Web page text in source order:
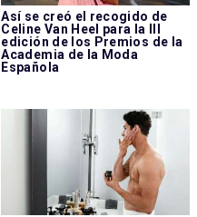
Así se creó el recogido de
Celine Van Heel para la III
edición de los Premios de la
Academia de la Moda
Española